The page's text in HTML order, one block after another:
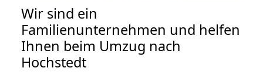
Wir sind ein
Familienunternehmen und helfen
Ihnen beim Umzug nach
Hochstedt